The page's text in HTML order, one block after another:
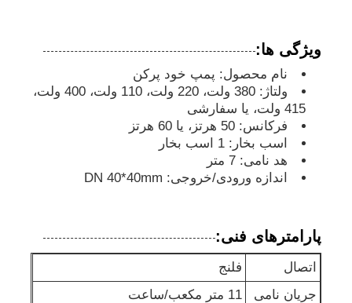
کنترل کیفیت
تماس با ما
اخبار
همه موارد
درخواست نقل قول
ویژگی ها:
نام محصول: پمپ خود پرکن
ولتاژ: 380 ولت، 220 ولت، 110 ولت، 400 ولت،
415 ولت، یا سفارشی
فرکانس: 50 هرتز، یا 60 هرتز
اسب بخار: 1 اسب بخار
هد نامی: 7 متر
اندازه ورودی/خروجی: DN 40*40mm
پارامترهای فنی:
اتصال
فلنج
جریان نامی
11 متر مکعب/ساعت